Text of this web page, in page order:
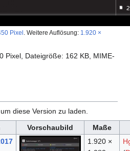
Pixel Weitere Auflösung: 1.920 ×
Pixel, Dateigröße: 162 KB, MIME-
diese Version zu laden.
Vorschaubild
Maße
1.920 ×